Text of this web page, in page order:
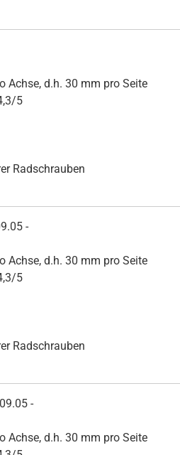
Achse, d.h. 30 mm pro Seite
5
Radschrauben
-
Achse, d.h. 30 mm pro Seite
5
Radschrauben
-
Achse, d.h. 30 mm pro Seite